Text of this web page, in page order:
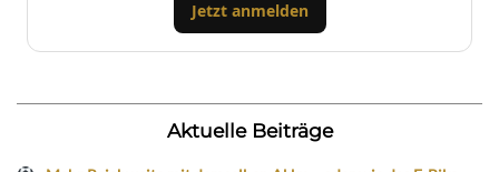
Jetzt anmelden
Aktuelle Beiträge